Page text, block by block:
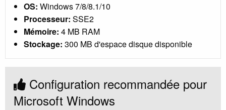
OS: Windows 7/8/8.1/10
Processeur: SSE2
Mémoire: 4 MB RAM
Stockage: 300 MB d'espace disque disponible
Configuration recommandée pour
Microsoft Windows